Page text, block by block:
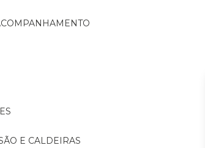
E CALDEIRAS